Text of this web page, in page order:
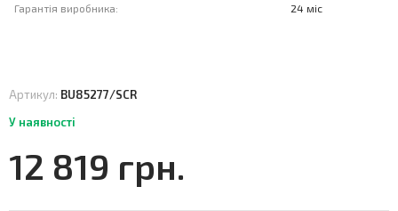
Гарантія виробника: 24 міс
Артикул: BU85277/SCR
У наявності
12 819 грн.